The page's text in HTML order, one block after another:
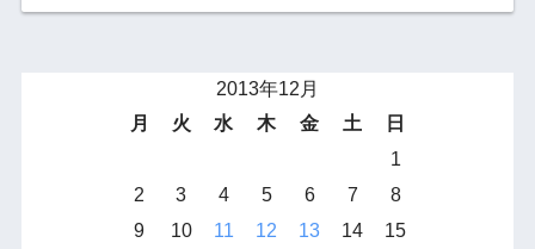
2013年12月
月
火 水 木 金 土
日
1
2
3 4 5 6 7
8
9
10 11 12 13 14
15